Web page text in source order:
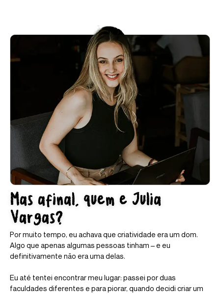
Mas afinal, quem e Julia
Vargas?
Por muito tempo, eu achava que criatividade era um dom.
Algo que apenas algumas pessoas tinham – e eu
definitivamente não era uma delas.
Eu até tentei encontrar meu lugar: passei por duas
faculdades diferentes e para piorar, quando decidi criar um